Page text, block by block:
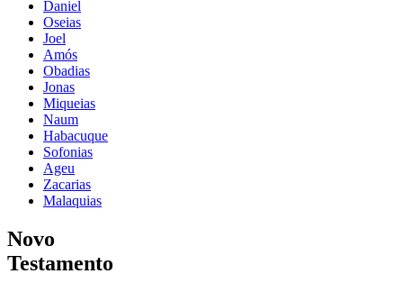
Daniel
Oseias
Joel
Amós
Obadias
Jonas
Miqueias
Naum
Habacuque
Sofonias
Ageu
Zacarias
Malaquias
Novo
Testamento